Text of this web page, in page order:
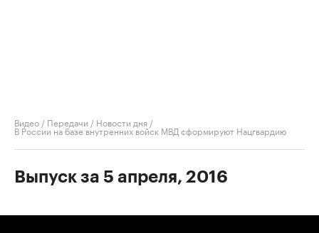
Видео / Передачи / Новости дня /
В России на базе внутренних войск МВД сформируют Нацгвардию
Выпуск за 5 апреля, 2016